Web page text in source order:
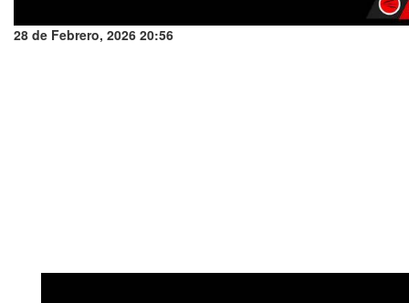
28 de Febrero, 2026 20:56